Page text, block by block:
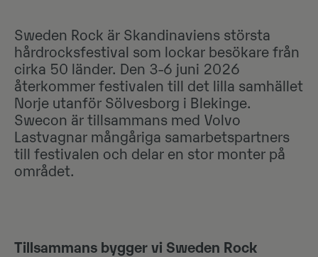
Sweden Rock är Skandinaviens största
hårdrocksfestival som lockar besökare från
cirka 50 länder. Den 3-6 juni 2026
återkommer festivalen till det lilla samhället
Norje utanför Sölvesborg i Blekinge.
Swecon är tillsammans med Volvo
Lastvagnar mångåriga samarbetspartners
till festivalen och delar en stor monter på
området.
Tillsammans bygger vi Sweden Rock